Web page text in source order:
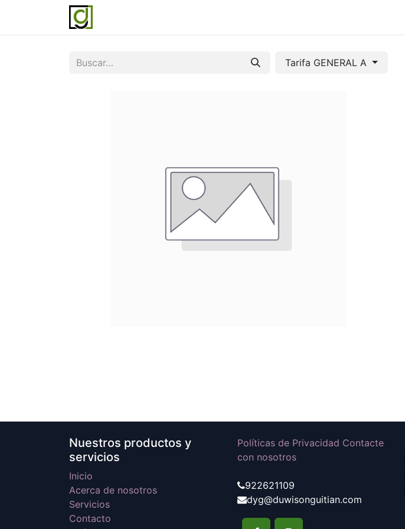
Tarifa GENERAL A
Nuestros productos y
servicios
Inicio
Acerca de nosotros
Servicios
Contacto
Políticas de Privacidad Contacte
con nosotros
922621109
dyg@duwisonguitian.com